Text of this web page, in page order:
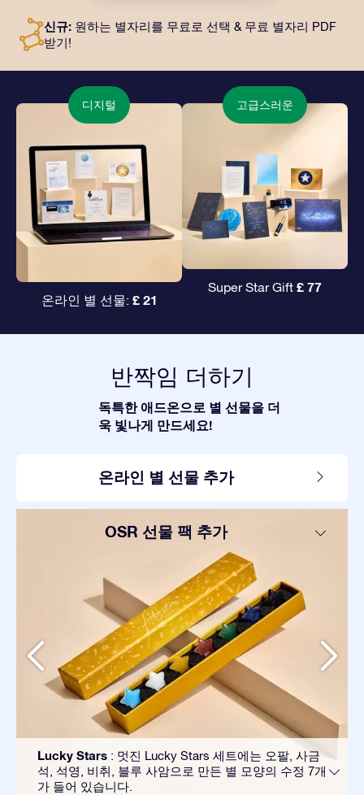
신규: 원하는 별자리를 무료로 선택 & 무료 별자리 PDF
받기!
디지털
온라인 별 선물: £ 21
고급스러운
Super Star Gift £ 77
반짝임 더하기
독특한 애드온으로 별 선물을 더
욱 빛나게 만드세요!
온라인 별 선물 추가
OSR 선물 팩 추가
Lucky Stars : 멋진 Lucky Stars 세트에는 오팔, 사금
석, 석영, 비취, 블루 사암으로 만든 별 모양의 수정 7개
가 들어 있습니다.